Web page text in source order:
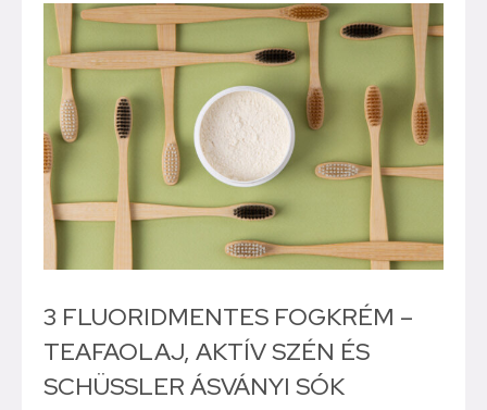
3 FLUORIDMENTES FOGKRÉM –
TEAFAOLAJ, AKTÍV SZÉN ÉS
SCHÜSSLER ÁSVÁNYI SÓK